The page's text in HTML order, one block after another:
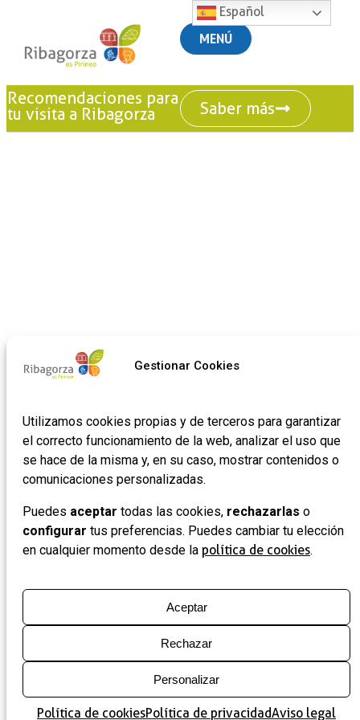
Gestionar Cookies
Utilizamos cookies propias y de terceros para garantizar
el correcto funcionamiento de la web, analizar el uso que
se hace de la misma y, en su caso, mostrar contenidos o
comunicaciones personalizadas.
Puedes aceptar todas las cookies, rechazarlas o
configurar tus preferencias. Puedes cambiar tu elección
en cualquier momento desde la política de cookies.
Aceptar
Rechazar
Personalizar
Política de cookiesPolítica de privacidadAviso legal
MENÚ
Recomendaciones para
tu visita a Ribagorza
Saber más
Mapa Lista Filtros
Español